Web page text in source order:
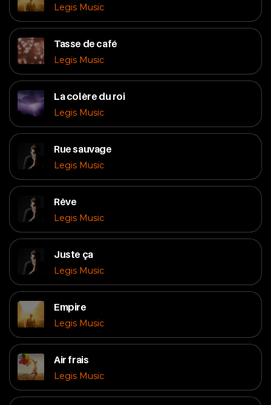
Legis Music
Tasse de café
Legis Music
La colère du roi
Legis Music
Rue sauvage
Legis Music
Rêve
Legis Music
Juste ça
Legis Music
Empire
Legis Music
Air frais
Legis Music